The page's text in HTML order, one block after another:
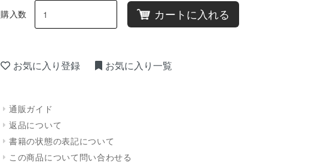
購入数 カートに入れる
お気に入り登録 お気に入り一覧
通販ガイド
返品について
書籍の状態の表記について
この商品について問い合わせる